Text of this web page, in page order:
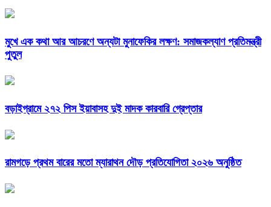
মুখে এক কথা আর আচরণে অন্যটা মুনাফেকির লক্ষণ: সমাজকল্যাণ প্রতিমন্ত্রী
পুতুল
বড়াইগ্রামে ২৭২ পিস ইয়াবাসহ দুই মাদক কারবারি গ্রেপ্তার
রামগড়ে প্রথম বারের মতো ম্যারাথন দৌড় প্রতিযোগিতা ২০২৬ অনুষ্ঠিত